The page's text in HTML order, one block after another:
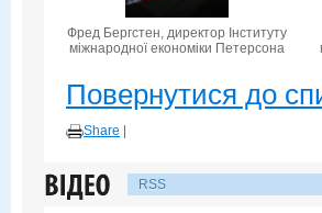
Фред Бергстен, директор Інституту
міжнародної економіки Петерсона
Повернутися до
Share
RSS